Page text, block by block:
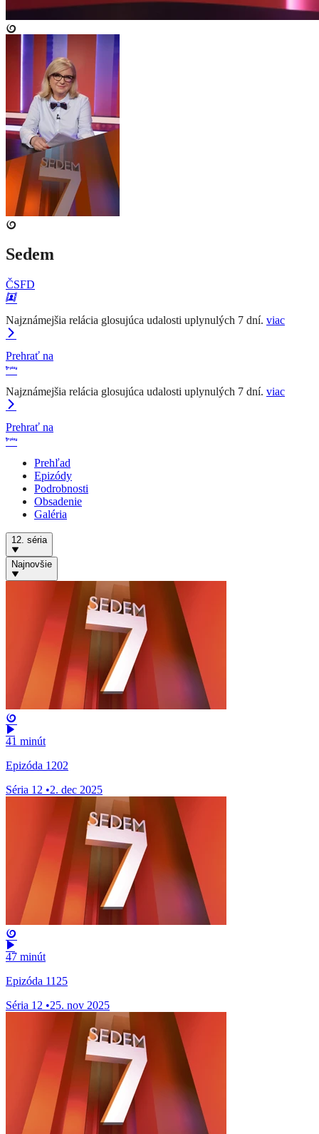
Sedem
ČSFD
Najznámejšia relácia glosujúca udalosti uplynulých 7 dní. viac
Prehrať na
Najznámejšia relácia glosujúca udalosti uplynulých 7 dní. viac
Prehrať na
Prehľad
Epizódy
Podrobnosti
Obsadenie
Galéria
12. séria
Najnovšie
41 minút
Epizóda 1202
Séria 12 •2. dec 2025
47 minút
Epizóda 1125
Séria 12 •25. nov 2025